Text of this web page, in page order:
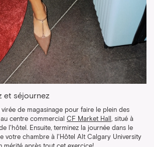
et séjournez
virée de magasinage pour faire le plein des
centre commercial CF Market Hall
, situé à
l'hôtel. Ensuite, terminez la journée dans le
votre chambre à l'Hôtel Alt Calgary University